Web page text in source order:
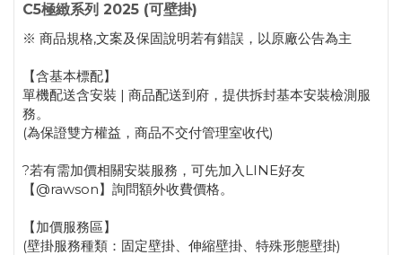
C5極緻系列 2025 (可壁掛)
※ 商品規格,文案及保固說明若有錯誤，以原廠公告為主
【含基本標配】
單機配送含安裝 | 商品配送到府，提供拆封基本安裝檢測服
務。
(為保證雙方權益，商品不交付管理室收代)
?若有需加價相關安裝服務，可先加入LINE好友
【@rawson】詢問額外收費價格。
【加價服務區】
(壁掛服務種類：固定壁掛、伸縮壁掛、特殊形態壁掛)